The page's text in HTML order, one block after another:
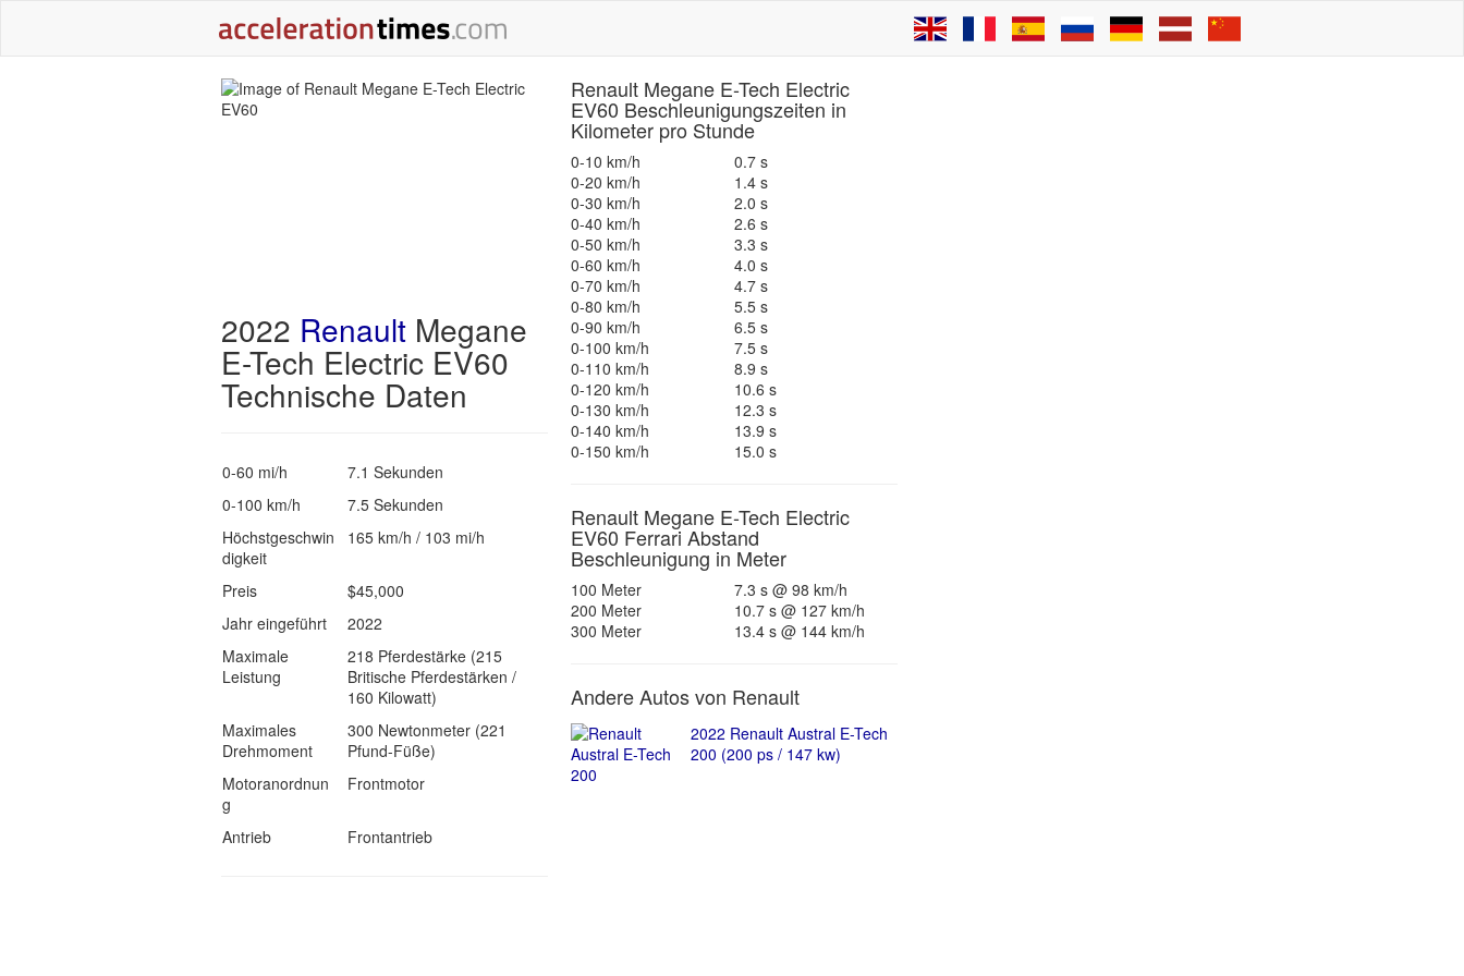
2022 RenaultMegane
E-Tech Electric EV60
Technische Daten
0-60 mi/h
7.1 Sekunden
0-100 km/h
7.5 Sekunden
Höchstgeschwin
digkeit
165 km/h / 103 mi/h
Preis
$45,000
Jahr eingeführt
2022
Maximale
Leistung
218 Pferdestärke (215
Britische Pferdestärken /
160 Kilowatt)
Maximales
Drehmoment
300 Newtonmeter (221
Pfund-Füße)
Motoranordnun
g
Frontmotor
Antrieb Frontantrieb
Renault Megane E-Tech Electric
EV60 Beschleunigungszeiten in
Kilometer pro Stunde
0-10 km/h
0.7 s
0-20 km/h
1.4 s
0-30 km/h
2.0 s
0-40 km/h
2.6 s
0-50 km/h
3.3 s
0-60 km/h
4.0 s
0-70 km/h
4.7 s
0-80 km/h
5.5 s
0-90 km/h
6.5 s
0-100 km/h
7.5 s
0-110 km/h
8.9 s
0-120 km/h
10.6 s
0-130 km/h
12.3 s
0-140 km/h
13.9 s
0-150 km/h
15.0 s
Renault Megane E-Tech Electric
EV60 Ferrari Abstand
Beschleunigung in Meter
100 Meter
7.3 s @ 98 km/h
200 Meter
10.7 s @ 127 km/h
300 Meter
13.4 s @ 144 km/h
Andere Autos von Renault
2022 Renault Austral E-Tech
200 (200 ps / 147 kw)